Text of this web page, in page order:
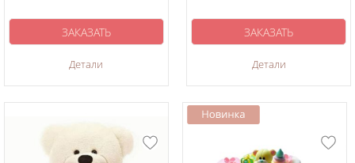
Детали
ЗАКАЗАТЬ
Детали
ЗАКАЗАТЬ